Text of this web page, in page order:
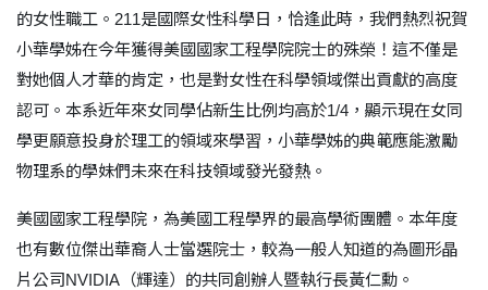
的女性職工。 211是國際女性科學日，恰逢此時，我們熱烈祝賀
小華學姊在今年獲得美國國家工程學院院士的殊榮！這不僅是
對她個人才華的肯定，也是對女性在科學領域傑出貢獻的高度
認可。本系近年來女同學佔新生比例均高於1/4 ，顯示現在女同
學更願意投身於理工的領域來學習，小華學姊的典範應能激勵
物理系的學妹們未來在科技領域發光發熱。
美國國家工程學院，為美國工程學界的最高學術團體。本年度
也有數位傑出華裔人士當選院士，較為一般人知道的為圖形晶
片公司NVIDIA （輝達）的共同創辦人暨執行長黃仁勳。